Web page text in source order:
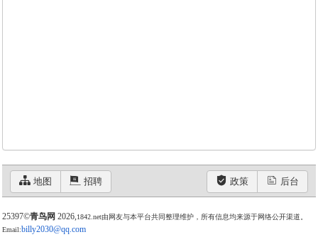
地图 招聘 政策 后台
25397©青鸟网 2026,1842.net由网友与本平台共同整理维护，所有信息均来源于网络公开渠道。
Email:billy2030@qq.com